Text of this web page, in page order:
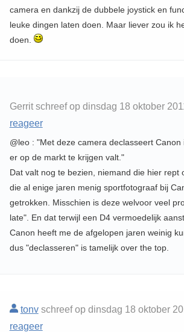
camera en dankzij de dubbele joystick en
leuke dingen laten doen. Maar liever zou ik
doen.
Gerrit schreef op dinsdag 18 oktober
reageer
@leo : "Met deze camera declasseert
er op de markt te krijgen valt."
Dat valt nog te bezien, niemand die hier rept
die al enige jaren menig sportfotograaf bij
getrokken. Misschien is deze welvoor veel
late". En dat terwijl een D4 vermoedelijk
Canon heeft me de afgelopen jaren weinig
dus "declasseren" is tamelijk over the top.
tonvschreef op dinsdag 18 oktober
reageer